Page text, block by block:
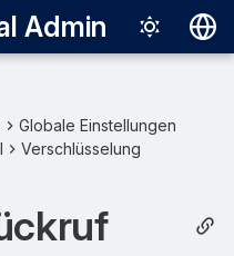
Admin
English
Español
Globale Einstellungen
Verschlüsselung